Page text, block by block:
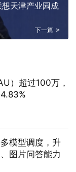
天津产业园成
下一篇
）超过100万，
模型调度，升
图片问答能力